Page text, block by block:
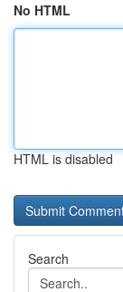
No HTML
HTML is disabled
Search